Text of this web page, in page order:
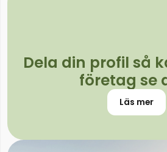
Dela din profil så
företag se
Läs mer